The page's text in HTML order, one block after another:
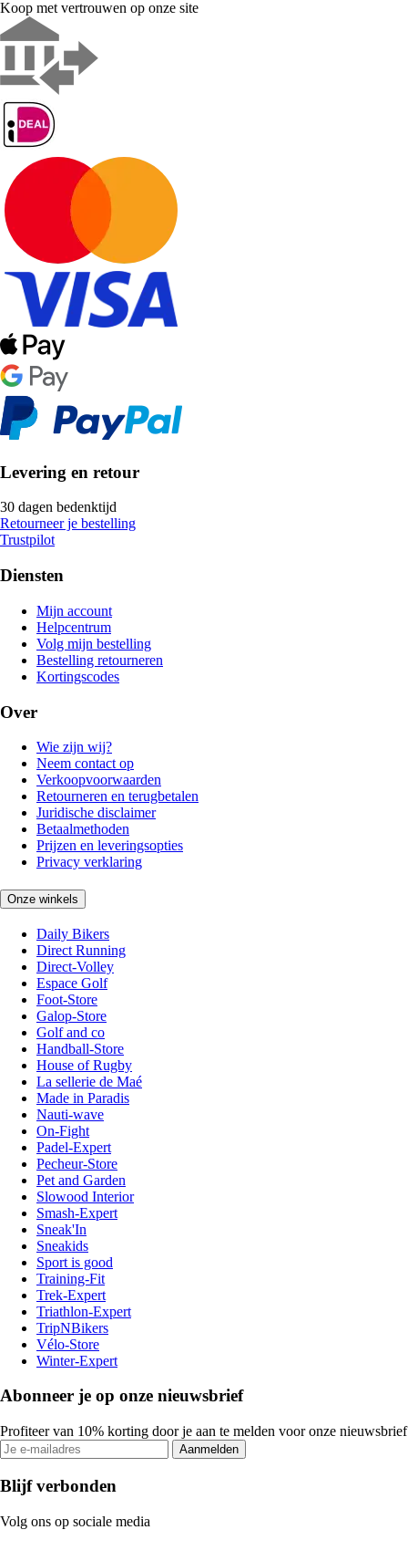
Koop met vertrouwen op onze site
Levering en retour
30 dagen bedenktijd
Retourneer je bestelling
Trustpilot
Diensten
Mijn account
Helpcentrum
Volg mijn bestelling
Bestelling retourneren
Kortingscodes
Over
Wie zijn wij?
Neem contact op
Verkoopvoorwaarden
Retourneren en terugbetalen
Juridische disclaimer
Betaalmethoden
Prijzen en leveringsopties
Privacy verklaring
Onze winkels
Daily Bikers
Direct Running
Direct-Volley
Espace Golf
Foot-Store
Galop-Store
Golf and co
Handball-Store
House of Rugby
La sellerie de Maé
Made in Paradis
Nauti-wave
On-Fight
Padel-Expert
Pecheur-Store
Pet and Garden
Slowood Interior
Smash-Expert
Sneak'In
Sneakids
Sport is good
Training-Fit
Trek-Expert
Triathlon-Expert
TripNBikers
Vélo-Store
Winter-Expert
Abonneer je op onze nieuwsbrief
Profiteer van 10% korting door je aan te melden voor onze nieuwsbrief
Aanmelden
Blijf verbonden
Volg ons op sociale media